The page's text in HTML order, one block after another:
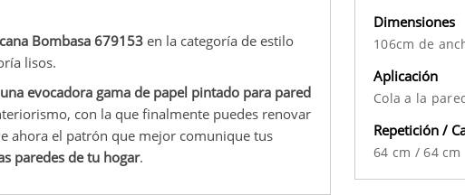
Bombasa 679153 en la categoría de estilo
lisos.
una evocadora gama de papel pintado para pared
con la que finalmente puedes renovar
ahora el patrón que mejor comunique tus
paredes de tu hogar.
Dimensiones
106cm de
Aplicación
Cola a la
Repetición /
64 cm /64 cm